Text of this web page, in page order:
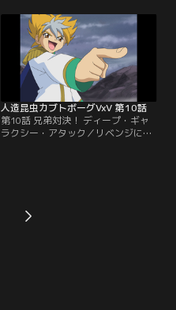
治につれられロイドの店にやってく
る。たまたま手にしたカブトボーグ
でリュウセイにあっさりと負けてし
まうがどうにも収まらない。翌日改
めて勝治を参謀にリュウセイに勝負
を挑む事になった。【提供：バンダ
イチャンネル】
人造昆虫カブトボーグVxV 第10話
第10話 兄弟対決！ ディープ・ギャ
ラクシー・アタック／リベンジに燃
ム・ジェニファーの店」へと出掛け
てゆく。そしてそこに現れたビッグ